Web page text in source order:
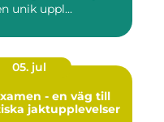
unik uppl...
05. jul
- en väg till
jaktupplevelser